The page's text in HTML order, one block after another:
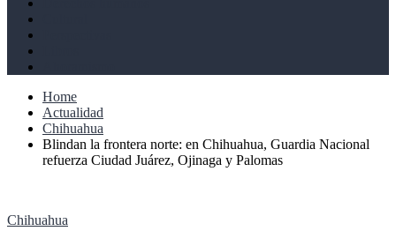
Home
Actualidad
Chihuahua
Blindan la frontera norte: en Chihuahua, Guardia Nacional
refuerza Ciudad Juárez, Ojinaga y Palomas
Chihuahua